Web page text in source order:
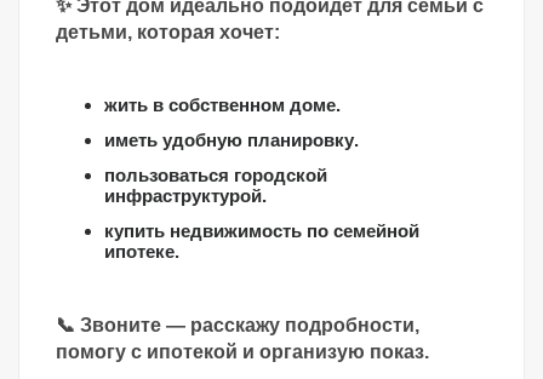
✨ Этот дом идеально подойдёт для семьи с
детьми, которая хочет:
жить в собственном доме.
иметь удобную планировку.
пользоваться городской
инфраструктурой.
купить недвижимость по семейной
ипотеке.
📞 Звоните — расскажу подробности,
помогу с ипотекой и организую показ.